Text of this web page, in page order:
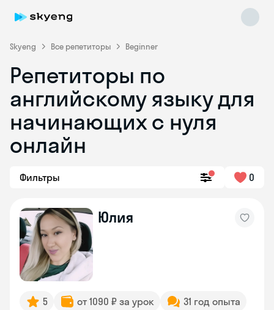
Skyeng Все репетиторы Beginner
Репетиторы по
английскому языку для
начинающих с нуля
онлайн
Фильтры 0
Юлия
5 от 1090 ₽ за урок
31 год опыта